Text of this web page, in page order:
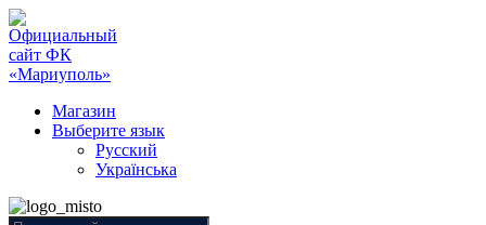
Магазин
Выберите язык
Русский
Українська